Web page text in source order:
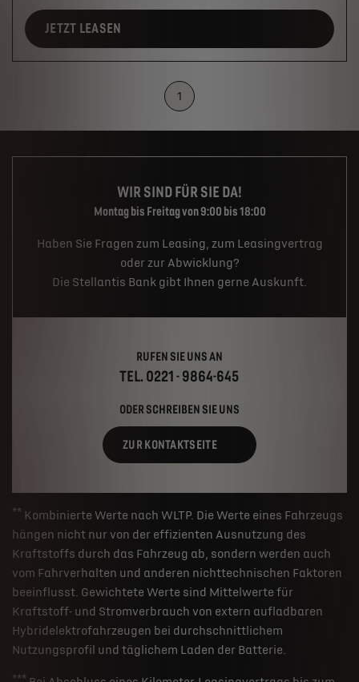
JETZT LEASEN
1
WIR SIND FÜR SIE DA!
Montag bis Freitag von 9:00 bis 18:00
Haben Sie Fragen zum Leasing, zum Leasingvertrag
oder zur Abwicklung?
Die Stellantis Bank gibt Ihnen gerne Auskunft.
RUFEN SIE UNS AN
TEL. 0221 - 9864-645
ODER SCHREIBEN SIE UNS
ZUR KONTAKTSEITE
** Kombinierte Werte nach WLTP. Die Werte eines Fahrzeugs
hängen nicht nur von der effizienten Ausnutzung des
Kraftstoffs durch das Fahrzeug ab, sondern werden auch
vom Fahrverhalten und anderen nichttechnischen Faktoren
beeinflusst. Gewichtete Werte sind Mittelwerte für
Kraftstoff- und Stromverbrauch von extern aufladbaren
Hybridelektrofahrzeugen bei durchschnittlichem
Nutzungsprofil und täglichem Laden der Batterie.
***